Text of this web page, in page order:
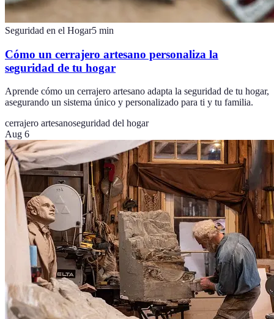
Seguridad en el Hogar5 min
Cómo un cerrajero artesano personaliza la
seguridad de tu hogar
Aprende cómo un cerrajero artesano adapta la seguridad de tu hogar,
asegurando un sistema único y personalizado para ti y tu familia.
cerrajero artesanoseguridad del hogar
Aug 6